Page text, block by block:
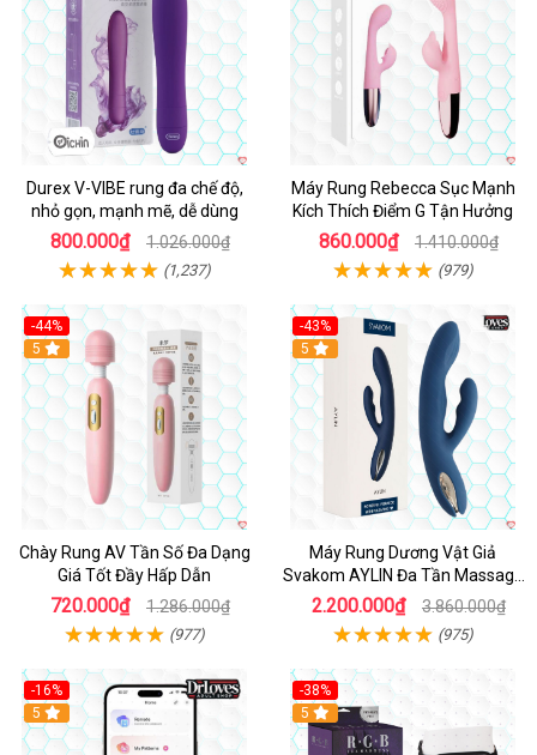
Durex V-VIBE rung đa chế độ,
nhỏ gọn, mạnh mẽ, dễ dùng
800.000₫ 1.026.000₫
(1,237)
Máy Rung Rebecca Sục Mạnh
Kích Thích Điểm G Tận Hưởng
860.000₫ 1.410.000₫
(979)
-44%
Hot
5
Chày Rung AV Tần Số Đa Dạng
Giá Tốt Đầy Hấp Dẫn
720.000₫ 1.286.000₫
(977)
-43%
Hot
5
Máy Rung Dương Vật Giả
Svakom AYLIN Đa Tần Massage
Sướng
2.200.000₫ 3.860.000₫
(975)
-16%
Hot
5
-38%
Hot
5